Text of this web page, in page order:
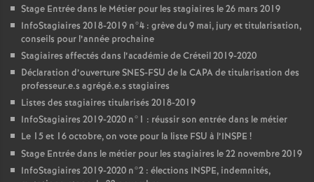
Stage Entrée dans le Métier pour les stagiaires le 26 mars 2019
InfoStagiaires 2018-2019 n°4 : grève du 9 mai, jury et titularisation,
conseils pour l’année prochaine
Stagiaires affectés dans l’académie de Créteil 2019-2020
Déclaration d’ouvertureSNES-FSU de la CAPAde titularisation des
professeur.e.s agrégé.e.s stagiaires
Listes des stagiaires titularisés 2018-2019
InfoStagiaires 2019-2020 n°1 : réussir son entrée dans le métier
Le 15 et 16 octobre, on vote pour la liste FSU à l’INSPE !
Stage Entrée dans le métier pour les stagiaires le 22 novembre 2019
InfoStagiaires 2019-2020 n°2 : élections INSPE, indemnités,